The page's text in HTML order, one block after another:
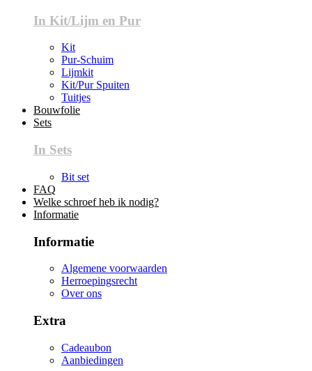
In Kit/Lijm en Pur
Kit
Pur-Schuim
Lijmkit
Kit/Pur Spuiten
Tuitjes
Bouwfolie
Sets
In Sets
Bit set
FAQ
Welke schroef heb ik nodig?
Informatie
Informatie
Algemene voorwaarden
Herroepingsrecht
Over ons
Extra
Cadeaubon
Aanbiedingen